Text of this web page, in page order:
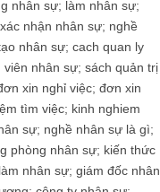
nhân sự; làm nhân sự;
xác nhận nhân sự; nghề
nhân sự; cach quan ly
viên nhân sự; sách quản trị
xin nghỉ việc; đơn xin
tìm việc; kinh nghiem
sự; nghề nhân sự là gì;
phòng nhân sự; kiến thức
nhân sự; giám đốc nhân